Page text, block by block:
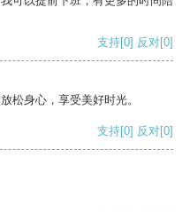
支持[0] 反对[0]
松身心，享受美好时光。
支持[0] 反对[0]